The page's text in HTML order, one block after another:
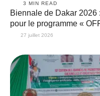
3 MIN READ
Biennale de Dakar
pour le programme «
27 juillet 2026